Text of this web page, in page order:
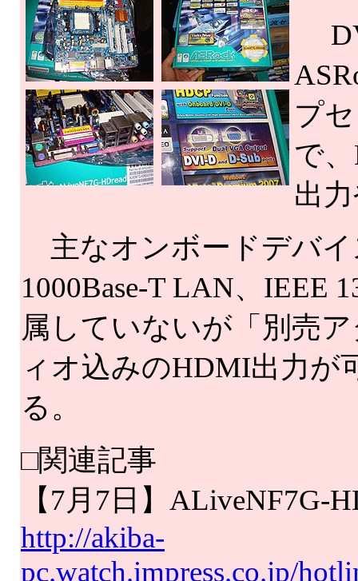
プ
で
出
主なオンボードデバイ
1000Base-T LAN、IEEE
属していないが「別売
ィオ込みのHDMI出力が
る。
□関連記事
【7月7日】ALiveNF7G-
http://akiba-
pc.watch.impress.co.jp/